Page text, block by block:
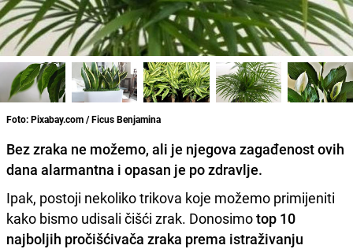
Foto: Pixabay.com / Ficus Benjamina
Bez zraka ne možemo, ali je njegova zagađenost ovih
dana alarmantna i opasan je po zdravlje.
Ipak, postoji nekoliko trikova koje možemo primijeniti
kako bismo udisali čišći zrak. Donosimotop 10
najboljih pročišćivača zraka prema istraživanju